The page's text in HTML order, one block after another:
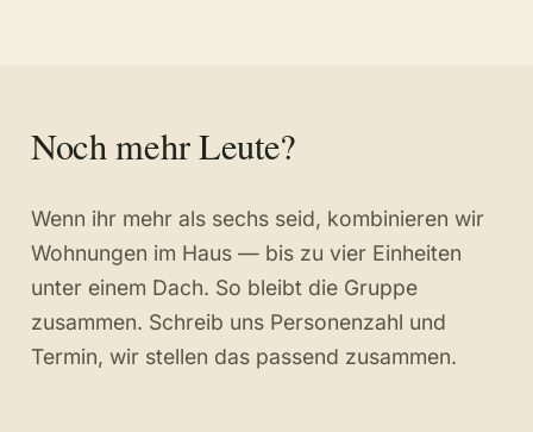
Noch mehr Leute?
Wenn ihr mehr als sechs seid, kombinieren wir
Wohnungen im Haus — bis zu vier Einheiten
unter einem Dach. So bleibt die Gruppe
zusammen. Schreib uns Personenzahl und
Termin, wir stellen das passend zusammen.